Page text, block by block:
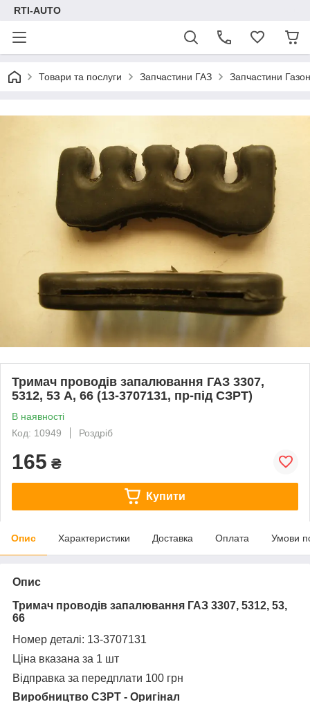
RTI-AUTO
Товари та послуги Запчастини ГАЗ Запчастини
Тримач проводів запалювання ГАЗ 3307,
5312, 53 А, 66 (13-3707131, пр-під СЗРТ)
В наявності
Код: 10949
Роздріб
165 ₴
Купити
Опис Характеристики Доставка Оплата Умови
Опис
Тримач проводів запалювання ГАЗ 3307, 5312, 53,
66
Номер деталі: 13-3707131
Ціна вказана за 1 шт
Відправка за передплати 100 грн
Виробництво СЗРТ - Оригінал